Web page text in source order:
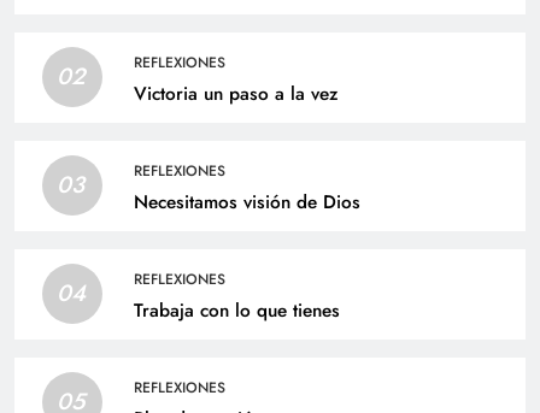
02 REFLEXIONES
Victoria un paso a la vez
03 REFLEXIONES
Necesitamos visión de Dios
04 REFLEXIONES
Trabaja con lo que tienes
05 REFLEXIONES